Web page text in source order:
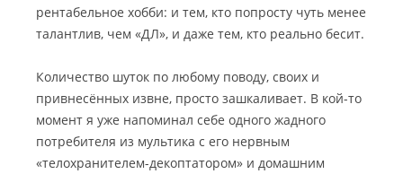
рентабельное хобби: и тем, кто попросту чуть менее
талантлив, чем «ДЛ», и даже тем, кто реально бесит.
Количество шуток по любому поводу, своих и
привнесённых извне, просто зашкаливает. В кой-то
момент я уже напоминал себе одного жадного
потребителя из мультика с его нервным
«телохранителем-декоптатором» и домашним